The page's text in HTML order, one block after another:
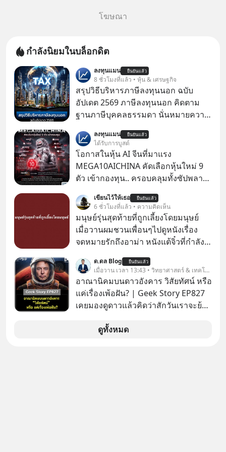
โฆษณา
กำลังนิยมในบล็อกดิต
ลงทุนแมน ยืนยันแล้ว
8 ชั่วโมงที่แล้ว • หุ้น & เศรษฐกิจ
สรุปวิธีบริหารภาษีลงทุนนอก ฉบับ
อัปเดต 2569 ภาษีลงทุนนอก คิดตาม
ฐานภาษีบุคคลธรรมดา นั่นหมายความ
ลงทุนแมน ยืนยันแล้ว
ได้รับการบูสต์
โอกาสในหุ้น AI จีนที่มาแรง
MEGA10AICHINA คัดเลือกหุ้นใหม่ 9
ตัว เข้ากองทุน.. ครอบคลุมทั้งซัปพลาย
โปรโมชัน ลด 50% ค่าธรรมเนียมซื้อ |
ยอด 2 ล้านบาทขึ้นไป ฟรีค่าธรรมเนียม
ซื้อ
เขียนไว้ให้เธอ ยืนยันแล้ว
6 ชั่วโมงที่แล้ว • ความคิดเห็น
มนุษย์รุ่นสุดท้ายที่ถูกเลี้ยงโดยมนุษย์
เมื่อวานผมชวนเพื่อนๆไปดูหนังเรื่อง
จดหมายรักถึงอาม่า หนังแต้จิ๋วที่กำลัง
ป๊าผมเห็นโปสเตอร์หนังเรื่องนี้หลาย
เดือนก่อนและอยากดูมาก ด้วยเพราะว่า
อากงก็มาจากเมืองจีน ป๊าก็พูดแต้จิ๋วได้
มีเรื่องราวมีความผูกพันที่ได้ยินตั้งแต่
ด.ดล Blog ยืนยันแล้ว
เมื่อวาน เวลา 13:43 • วิทยาศาสตร์ & เทคโนโลยี
อาณานิคมบนดาวอังคาร วิสัยทัศน์ หรือ
แค่เรื่องเพ้อฝัน? | Geek Story EP827
เคยมองดูดาวแล้วคิดว่าสักวันเราจะย้าย
หรือ Jeff Bezos บอกไว้หรือเปล่า ภาพ
ดูทั้งหมด